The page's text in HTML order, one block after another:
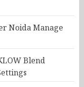
Noida Manage
Blend